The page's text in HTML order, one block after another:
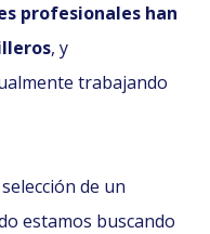
profesionales han
, y
trabajando
de un
estamos buscando